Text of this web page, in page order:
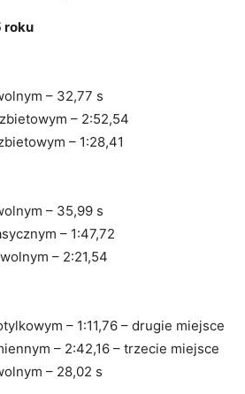
roku
– 32,77 s
– 2:52,54
– 1:28,41
– 35,99 s
– 1:47,72
– 2:21,54
– 1:11,76 – drugie miejsce
– 2:42,16 – trzecie miejsce
– 28,02 s